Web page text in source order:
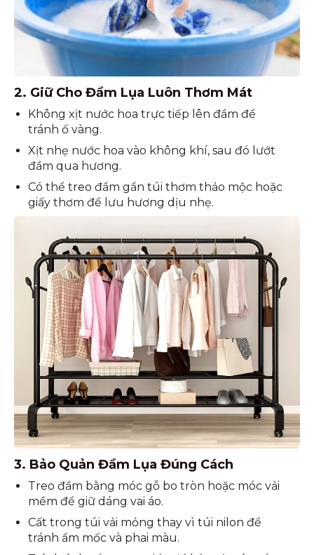
2. Giữ Cho Đầm Lụa Luôn Thơm Mát
Không xịt nước hoa trực tiếp lên đầm để
tránh ố vàng.
Xịt nhẹ nước hoa vào không khí, sau đó lướt
đầm qua hương.
Có thể treo đầm gần túi thơm thảo mộc hoặc
giấy thơm để lưu hương dịu nhẹ.
3. Bảo Quản Đầm Lụa Đúng Cách
Treo đầm bằng móc gỗ bo tròn hoặc móc vải
mềm để giữ dáng vai áo.
Cất trong túi vải mỏng thay vì túi nilon để
tránh ẩm mốc và phai màu.